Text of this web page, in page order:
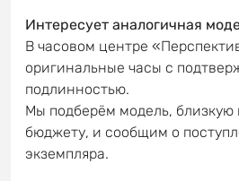
Интересует аналогичная
В часовом центре
оригинальные часы с
подлинностью.
Мы подберём модель, близкую
бюджету, и сообщим о
экземпляра.